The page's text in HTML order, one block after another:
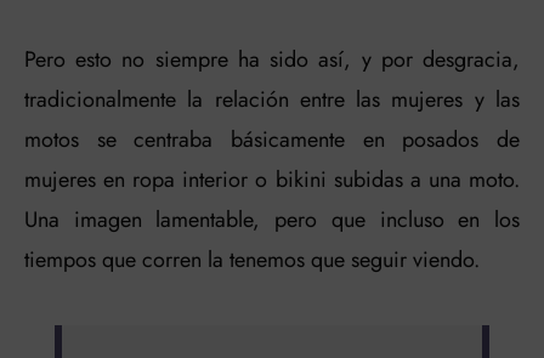
Pero esto no siempre ha sido así, y por desgracia,
tradicionalmente la relación entre las mujeres y las
motos se centraba básicamente en posados de
mujeres en ropa interior o bikini subidas a una moto.
Una imagen lamentable, pero que incluso en los
tiempos que corren la tenemos que seguir viendo.